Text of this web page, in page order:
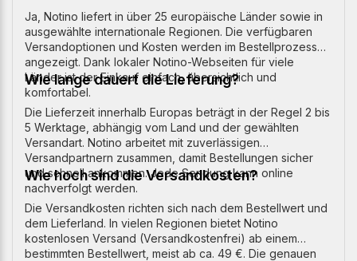
Ja, Notino liefert in über 25 europäische Länder sowie in
ausgewählte internationale Regionen. Die verfügbaren
Versandoptionen und Kosten werden im Bestellprozess
angezeigt. Dank lokaler Notino-Webseiten für viele
Länder ist der Einkauf einfach, übersichtlich und
komfortabel.
Wie lange dauert die Lieferung?
Die Lieferzeit innerhalb Europas beträgt in der Regel 2 bis
5 Werktage, abhängig vom Land und der gewählten
Versandart. Notino arbeitet mit zuverlässigen
Versandpartnern zusammen, damit Bestellungen sicher
und schnell ankommen. Jede Sendung kann online
nachverfolgt werden.
Wie hoch sind die Versandkosten?
Die Versandkosten richten sich nach dem Bestellwert und
dem Lieferland. In vielen Regionen bietet Notino
kostenlosen Versand (Versandkostenfrei) ab einem
bestimmten Bestellwert, meist ab ca. 49 €. Die genauen